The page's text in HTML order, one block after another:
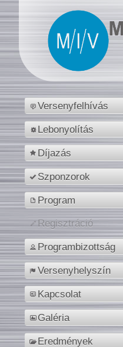
Versenyfelhívás
Lebonyolítás
Díjazás
Szponzorok
Program
Regisztráció
Programbizottság
Versenyhelyszín
Kapcsolat
Galéria
Eredmények